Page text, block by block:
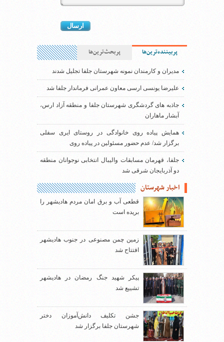
پربیننده‌ترین‌ها پربحث‌ترین‌ها
مدیران و کارمندان نمونه شهرستان جلفا تجلیل شدند
علیرضا یونسی ارسی معاون عمرانی فرماندار جلفا شد
جاذبه های گردشگری شهرستان جلفا و منطقه آزاد ارس،
آبشار ماهاران
همایش پیاده روی خانوادگی در روستای ایری سفلی
برگزار شد/ عدم حضور مسئولین در پیاده روی
جلفا، قهرمان مسابقات والیبال انتخابی نوجوانان منطقه
دو آذربایجان شرقی شد
اخبار شهرستان
قطعی آب و برق امان مردم هادیشهر را
بریده است
زمین چمن مصنوعی در جنوب هادیشهر
افتتاح شد
پیکر شهید جنگ رمضان در هادیشهر
تشییع شد
جشن تکلیف دانش‌آموزان دختر
شهرستان جلفا برگزار شد